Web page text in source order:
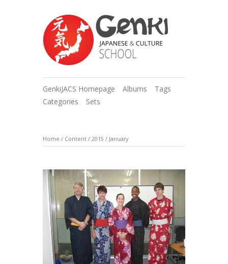
GenkiJACS Homepage Albums
Tags
Categories
Sets
Home / Content / 2015 / January